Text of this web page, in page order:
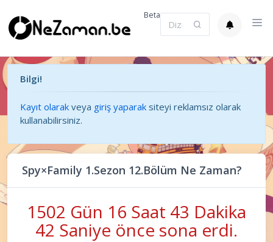
Beta
Bilgi!
Kayıt olarak veya giriş yaparak siteyi reklamsız olarak
kullanabilirsiniz.
Spy×Family 1.Sezon 12.Bölüm Ne Zaman?
1502 Gün 16 Saat 43 Dakika
43 Saniye önce sona erdi.